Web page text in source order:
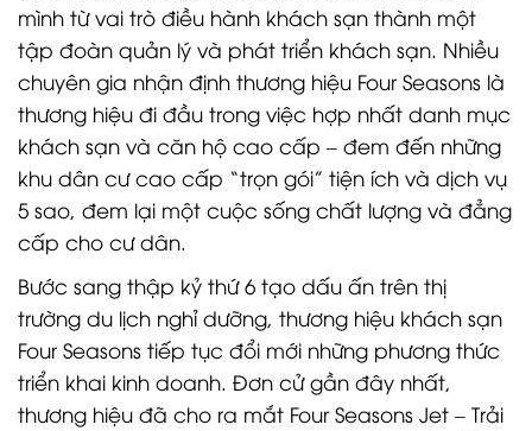
mình từ vai trò điều hành khách sạn thành một
tập đoàn quản lý và phát triển khách sạn. Nhiều
chuyên gia nhận định thương hiệu Four Seasons là
thương hiệu đi đầu trong việc hợp nhất danh mục
khách sạn và căn hộ cao cấp – đem đến những
khu dân cư cao cấp “trọn gói” tiện ích và dịch vụ
5 sao, đem lại một cuộc sống chất lượng và đẳng
cấp cho cư dân.
Bước sang thập kỷ thứ 6 tạo dấu ấn trên thị
trường du lịch nghỉ dưỡng, thương hiệu khách sạn
Four Seasons tiếp tục đổi mới những phương thức
triển khai kinh doanh. Đơn cử gần đây nhất,
thương hiệu đã cho ra mắt Four Seasons Jet – Trải